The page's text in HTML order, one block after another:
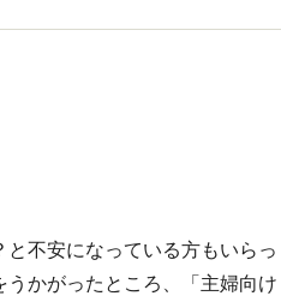
不安になっている方もいらっ
かがったところ、「主婦向け